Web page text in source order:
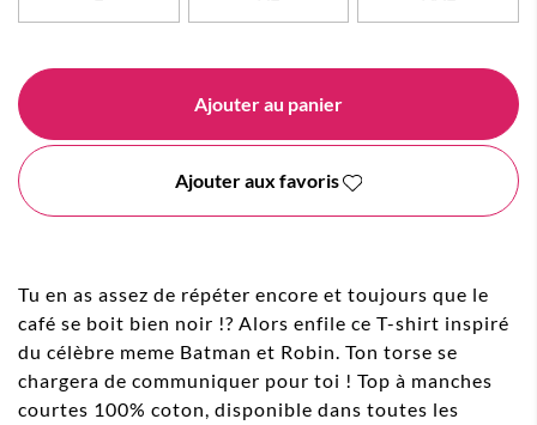
Ajouter au panier
Ajouter aux favoris
Tu en as assez de répéter encore et toujours que le
café se boit bien noir !? Alors enfile ce T-shirt inspiré
du célèbre meme Batman et Robin. Ton torse se
chargera de communiquer pour toi ! Top à manches
courtes 100% coton, disponible dans toutes les